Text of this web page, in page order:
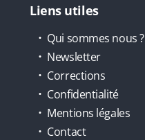
Liens utiles
Qui sommes nous ?
Newsletter
Corrections
Confidentialité
Mentions légales
Contact